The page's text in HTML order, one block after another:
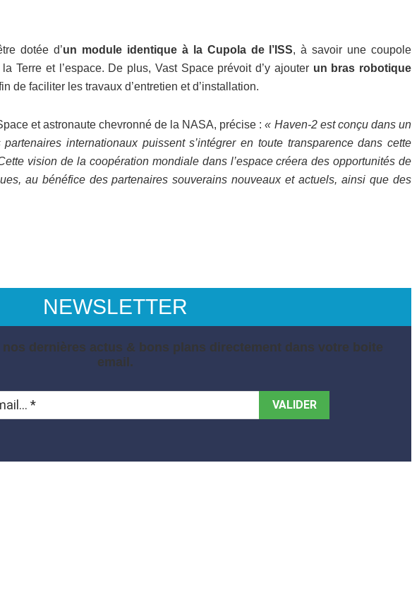
dotée d’un module identique à la Cupola de l’ISS, à savoir une coupole
Terre et l’espace. De plus, Vast Space prévoit d’y ajouter un bras robotique
de faciliter les travaux d’entretien et d’installation.
et astronaute chevronné de la NASA, précise :« Haven-2 est conçu dans un
internationaux puissent s’intégrer en toute transparence dans cette
vision de la coopération mondiale dans l’espace créera des opportunités de
au bénéfice des partenaires souverains nouveaux et actuels, ainsi que des
NEWSLETTER
dernières actus & bons plans directement dans votre boite
email.